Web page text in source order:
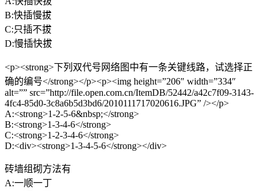
B:快插慢拔
C:只插不拔
D:慢插快拔
<p><strong>下列双代号网络图中有一条关键线路，试选择正
确的编号</strong></p><p><img height=”206″ width=”334″
alt=”” src=”http://file.open.com.cn/ItemDB/52442/a42c7f09-3143-
4fc4-85d0-3c8a6b5d3bd6/2010111717020616.JPG” /></p>
A:<strong>1-2-5-6&nbsp;</strong>
B:<strong>1-3-4-6</strong>
C:<strong>1-2-3-4-6</strong>
D:<div><strong>1-3-4-5-6</strong></div>
砖墙组砌方法有
A:一顺一丁